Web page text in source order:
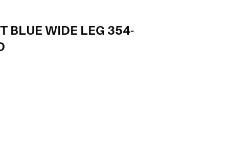
BLUE WIDE LEG 354-